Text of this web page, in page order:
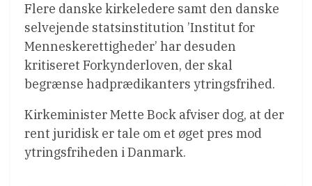
Flere danske kirkeledere samt den danske
selvejende statsinstitution ’Institut for
Menneskerettigheder’ har desuden
kritiseret Forkynderloven, der skal
begrænse hadprædikanters ytringsfrihed.
Kirkeminister Mette Bock afviser dog, at der
rent juridisk er tale om et øget pres mod
ytringsfriheden i Danmark.